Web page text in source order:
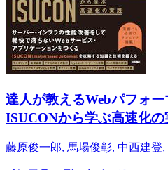
達人が教えるWebパフォ
ISUCONから学ぶ高速化の
藤原俊一郎, 馬場俊彰, 中西建登